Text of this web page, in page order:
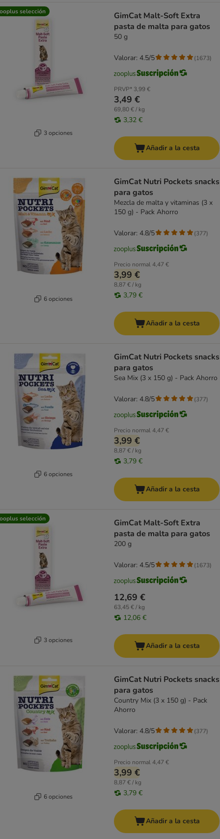
selección
3 opciones
GimCat Malt-Soft Extra
pasta de malta para gatos
50 g
PRVP* 3,99 €
3,49 €
69,80 € / kg
3,32 €
Valorar: 4.5/5 (1673)
Añadir a la cesta
6 opciones
GimCat Nutri Pockets snacks
para gatos
Mezcla de malta y vitaminas (3 x
150 g) - Pack Ahorro
Precio normal4,47 €
3,99 €
8,87 € / kg
3,79 €
Valorar: 4.8/5 (377)
Añadir a la cesta
6 opciones
GimCat Nutri Pockets snacks
para gatos
Sea Mix (3 x 150 g) - Pack Ahorro
Precio normal4,47 €
3,99 €
8,87 € / kg
3,79 €
Valorar: 4.8/5 (377)
Añadir a la cesta
selección
3 opciones
GimCat Malt-Soft Extra
pasta de malta para gatos
200 g
12,69 €
63,45 € / kg
12,06 €
Valorar: 4.5/5 (1673)
Añadir a la cesta
6 opciones
GimCat Nutri Pockets snacks
para gatos
Country Mix (3 x 150 g) - Pack
Ahorro
Precio normal4,47 €
3,99 €
8,87 € / kg
3,79 €
Valorar: 4.8/5 (377)
Añadir a la cesta